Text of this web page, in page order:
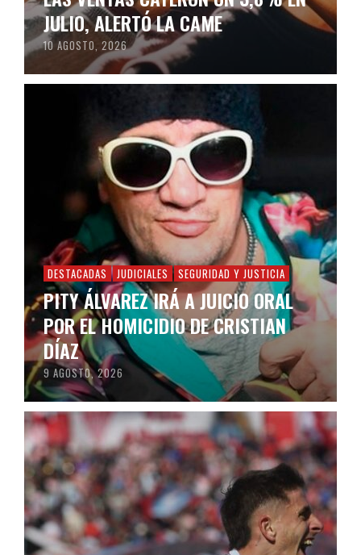
JULIO, ALERTÓ LA CAME
10 AGOSTO, 2026
DESTACADAS JUDICIALES SEGURIDAD Y JUSTICIA
PITY ÁLVAREZ IRÁ A JUICIO ORAL
POR EL HOMICIDIO DE CRISTIAN
DÍAZ
9 AGOSTO, 2026